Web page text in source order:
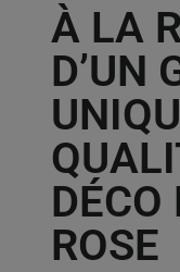
À LA
D’UN
DÉCO
ROSE